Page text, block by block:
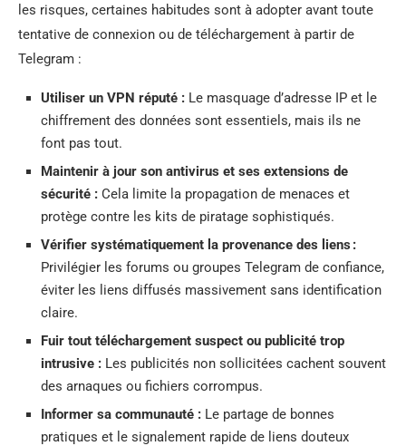
les risques, certaines habitudes sont à adopter avant toute
tentative de connexion ou de téléchargement à partir de
Telegram :
Utiliser un VPN réputé : Le masquage d’adresse IP et le
chiffrement des données sont essentiels, mais ils ne
font pas tout.
Maintenir à jour son antivirus et ses extensions de
sécurité : Cela limite la propagation de menaces et
protège contre les kits de piratage sophistiqués.
Vérifier systématiquement la provenance des liens :
Privilégier les forums ou groupes Telegram de confiance,
éviter les liens diffusés massivement sans identification
claire.
Fuir tout téléchargement suspect ou publicité trop
intrusive : Les publicités non sollicitées cachent souvent
des arnaques ou fichiers corrompus.
Informer sa communauté : Le partage de bonnes
pratiques et le signalement rapide de liens douteux